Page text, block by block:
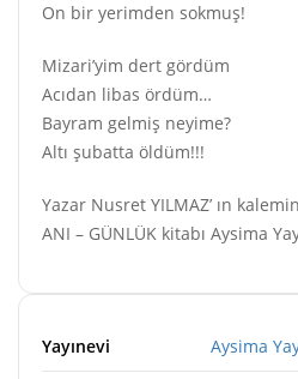
On bir yerimden sokmuş!
Mizari’yim dert gördüm
Acıdan libas ördüm…
Bayram gelmiş neyime?
Altı şubatta öldüm!!!
Yazar Nusret YILMAZ’ ın
ANI – GÜNLÜK kitabı Aysima
Yayınevi Aysima